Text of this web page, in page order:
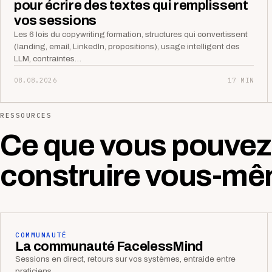
pour écrire des textes qui remplissent
vos sessions
Les 6 lois du copywriting formation, structures qui convertissent
(landing, email, LinkedIn, propositions), usage intelligent des
LLM, contraintes…
08.08.2026 17 MIN
RESSOURCES
Ce que vous pouvez
construire vous-
COMMUNAUTÉ
La communauté FacelessMind
Sessions en direct, retours sur vos systèmes, entraide entre